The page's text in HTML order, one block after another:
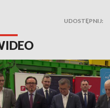
UDOSTĘPNIJ: